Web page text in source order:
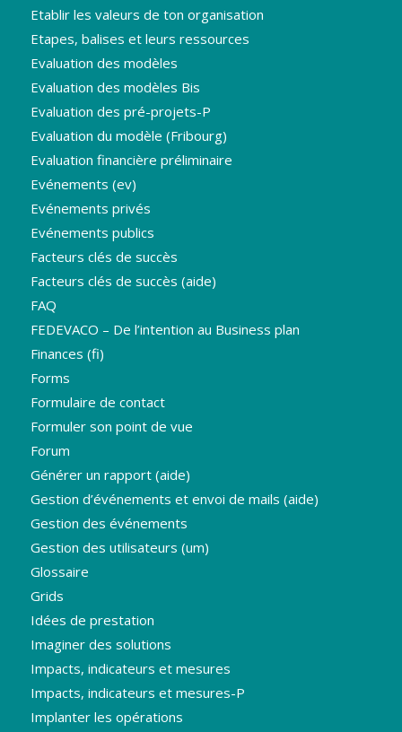
Etablir les valeurs de ton organisation
Etapes, balises et leurs ressources
Evaluation des modèles
Evaluation des modèles Bis
Evaluation des pré-projets-P
Evaluation du modèle (Fribourg)
Evaluation financière préliminaire
Evénements (ev)
Evénements privés
Evénements publics
Facteurs clés de succès
Facteurs clés de succès (aide)
FAQ
FEDEVACO – De l’intention au Business plan
Finances (fi)
Forms
Formulaire de contact
Formuler son point de vue
Forum
Générer un rapport (aide)
Gestion d’événements et envoi de mails (aide)
Gestion des événements
Gestion des utilisateurs (um)
Glossaire
Grids
Idées de prestation
Imaginer des solutions
Impacts, indicateurs et mesures
Impacts, indicateurs et mesures-P
Implanter les opérations